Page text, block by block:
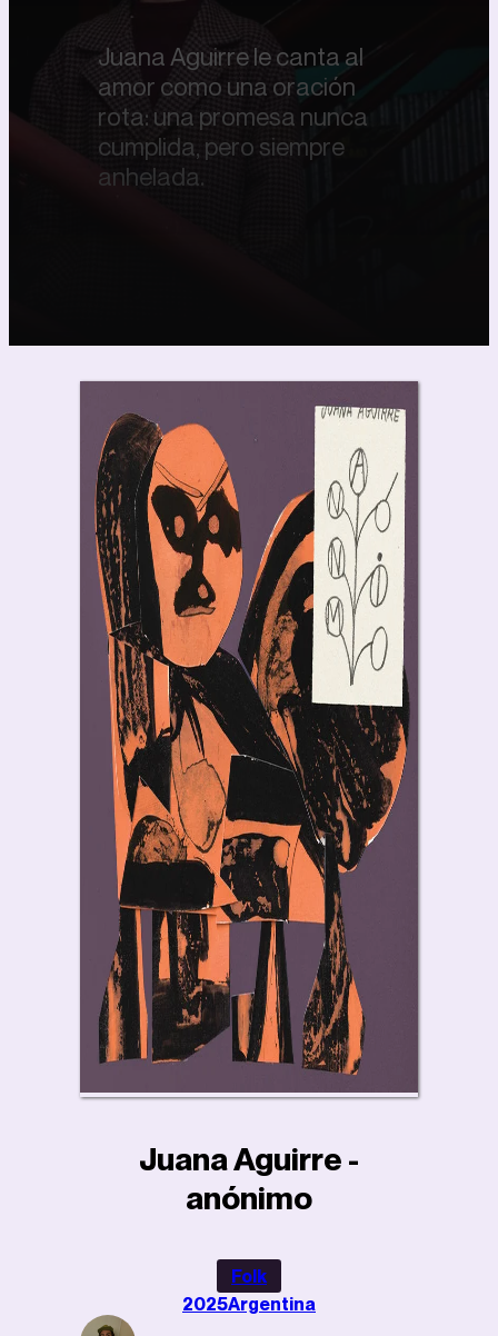
Juana Aguirre le canta al
amor como una oración
rota: una promesa nunca
cumplida, pero siempre
anhelada.
Juana Aguirre -
anónimo
Folk
2025Argentina